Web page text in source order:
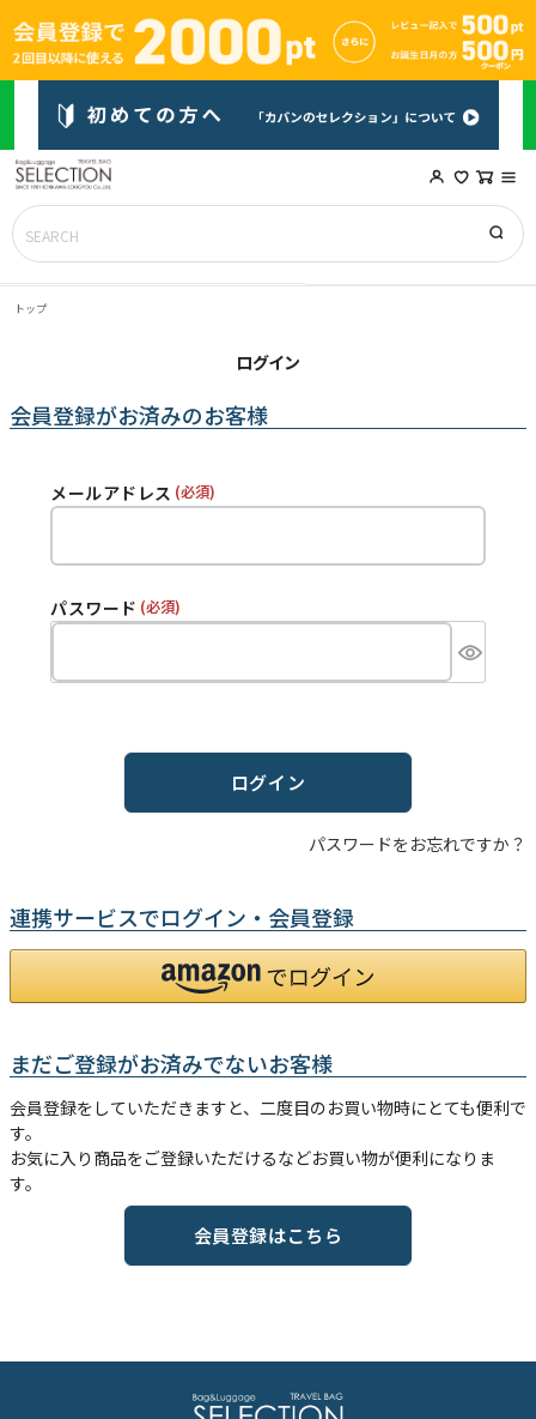
トップ
ログイン
会員登録がお済みのお客様
メールアドレス (必須)
パスワード (必須)
ログイン
パスワードをお忘れですか？
連携サービスでログイン・会員登録
まだご登録がお済みでないお客様
会員登録をしていただきますと、二度目のお買い物時にとても便利で
す。
お気に入り商品をご登録いただけるなどお買い物が便利になりま
す。
会員登録はこちら